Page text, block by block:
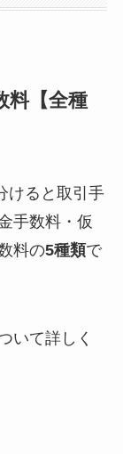
料【全種
けると取引手
手数料・仮
料の5種類で
いて詳しく